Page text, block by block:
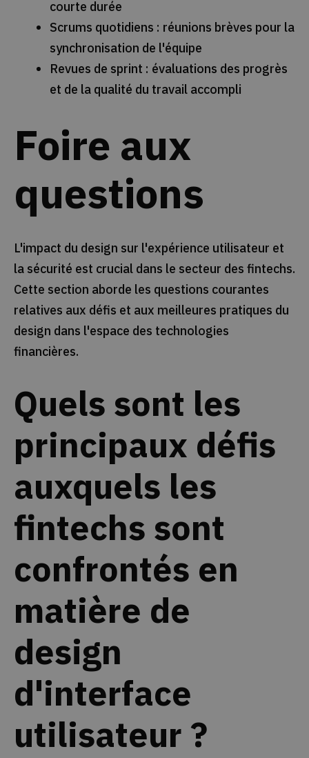
courte durée
Scrums quotidiens : réunions brèves pour la
synchronisation de l'équipe
Revues de sprint : évaluations des progrès
et de la qualité du travail accompli
Foire aux
questions
L'impact du design sur l'expérience utilisateur et
la sécurité est crucial dans le secteur des fintechs.
Cette section aborde les questions courantes
relatives aux défis et aux meilleures pratiques du
design dans l'espace des technologies
financières.
Quels sont les
principaux défis
auxquels les
fintechs sont
confrontés en
matière de
design
d'interface
utilisateur ?